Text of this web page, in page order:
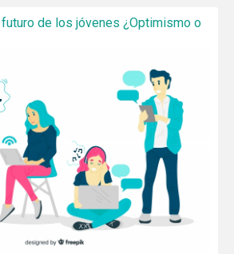
de los jóvenes ¿Optimismo o